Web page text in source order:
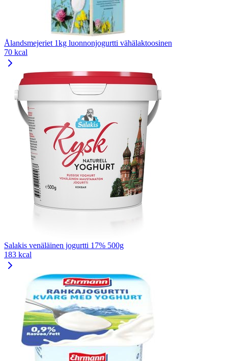
Ålandsmejeriet 1kg luonnonjogurtti vähälaktoosinen
70 kcal
Salakis venäläinen jogurtti 17% 500g
183 kcal